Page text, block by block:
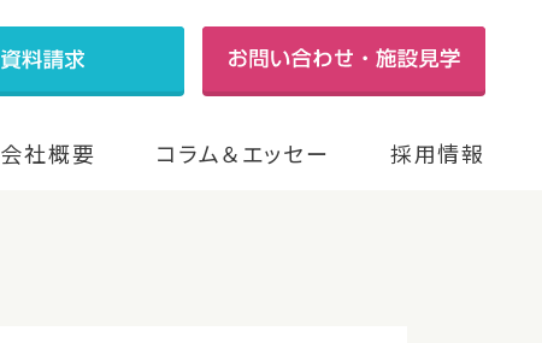
会社概要 コラム＆エッセー 採用情報